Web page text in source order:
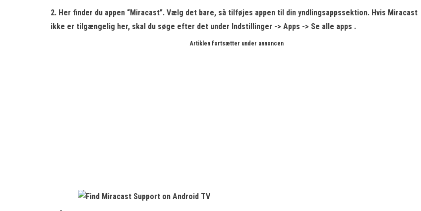
2. Her finder du appen “Miracast”. Vælg det bare, så tilføjes appen til din yndlingsappssektion. Hvis Miracast
ikke er tilgængelig her, skal du søge efter det under Indstillinger -> Apps -> Se alle apps .
Artiklen fortsætter under annoncen